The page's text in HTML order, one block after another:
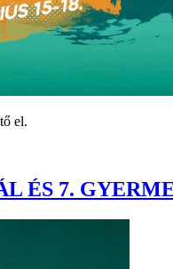
el.
ÉS 7.